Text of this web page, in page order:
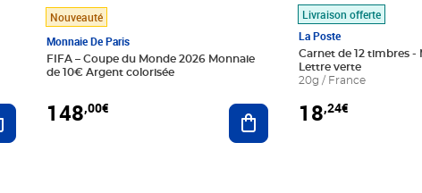
Ajouter au panier
Nouveauté
Monnaie De Paris
FIFA – Coupe du Monde 2026 Monnaie
de 10€ Argent colorisée
148,00€ Ajouter au panier
Livraison offerte
La Poste
Carnet de 12 timbres -
Lettre verte
20g / France
18,24€